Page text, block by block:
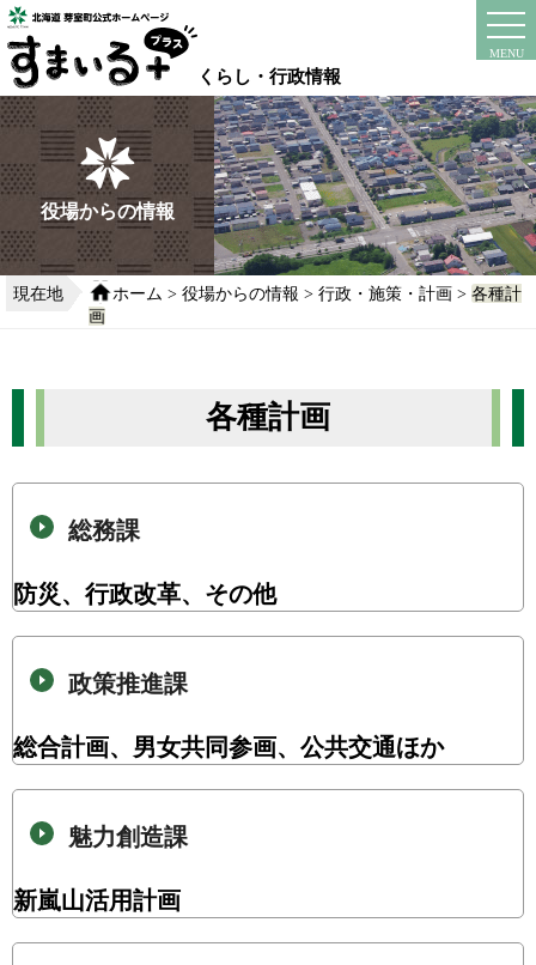
本
文
へ
移
動
る
くらし・行政情報
MENU
instagram
役場からの情報
現在地 ホーム > 役場からの情報 > 行政・施策・計画> 各種計
画
各種計画
総務課
防災、行政改革、その他
政策推進課
総合計画、男女共同参画、公共交通ほか
魅力創造課
新嵐山活用計画